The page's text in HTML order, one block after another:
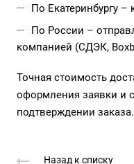
По Екатеринбургу –
По России –
компанией (СДЭК,
Точная стоимость
оформления заявки и
подтверждении заказа.
Назад к списку